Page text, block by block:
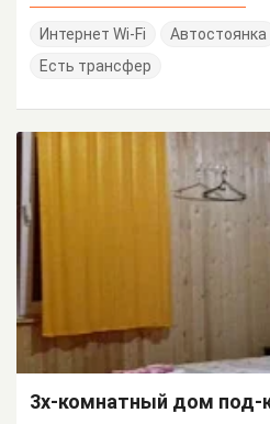
Интернет Wi-Fi Автостоянка
Есть трансфер